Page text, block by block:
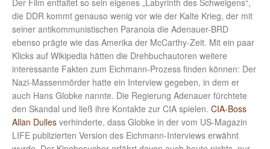
Der Film entfaltet so sein eigenes „Labyrinth des Schweigens“,
die DDR kommt genauso wenig vor wie der Kalte Krieg, der mit
seiner antikommunistischen Paranoia die Adenauer-BRD
ebenso prägte wie das Amerika der McCarthy-Zeit. Mit ein paar
Klicks auf Wikipedia hätten die Drehbuchautoren weitere
interessante Fakten zum Eichmann-Prozess finden können: Der
Nazi-Massenmörder hatte ein Interview gegeben, in dem er
auch Hans Globke nannte. Die Regierung Adenauer fürchtete
den Skandal und ließ ihre Kontakte zur CIA spielen. CIA-Boss
Allan Dulles verhinderte, dass Globke in der vom US-Magazin
LIFE publizierten Version des Eichmann-Interviews erwähnt